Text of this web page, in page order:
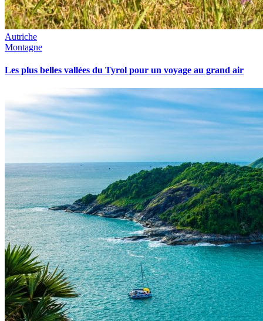
Autriche
Montagne
Les plus belles vallées du Tyrol pour un voyage au grand air